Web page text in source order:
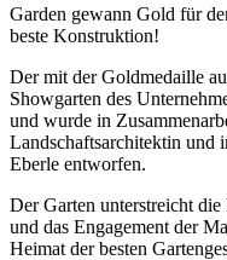
Garden gewann Gold für
beste Konstruktion!
Der mit der Goldmedaille
Showgarten des
und wurde in
Landschaftsarchitektin und
Eberle entworfen.
Der Garten unterstreicht
und das Engagement der
Heimat der besten